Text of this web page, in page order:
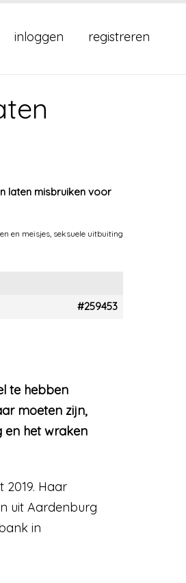
inloggen registreren
laten misbruiken voor
en meisjes, seksuele uitbuiting
#259453
te hebben
moeten zijn,
en het wraken
Haar
uit Aardenburg
in